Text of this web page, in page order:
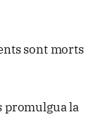
sont morts
promulgua la